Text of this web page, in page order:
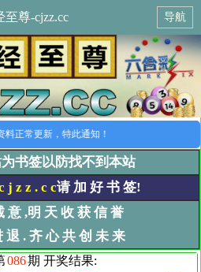
至尊-cjzz.cc 导航
常更新，特此通知！
书签以防找不到本站
j z z . c c请 加 好 书 签!
意 ,明 天 收 获 信 誉
退 . 齐 心 共 创 未 来